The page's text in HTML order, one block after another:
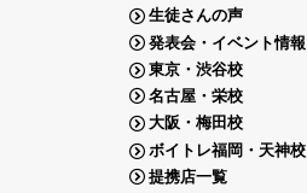
生徒さんの声
発表会・イベント情報
東京・渋谷校
名古屋・栄校
大阪・梅田校
ボイトレ福岡・天神校
提携店一覧